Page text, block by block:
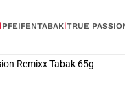
PFEIFENTABAK TRUE